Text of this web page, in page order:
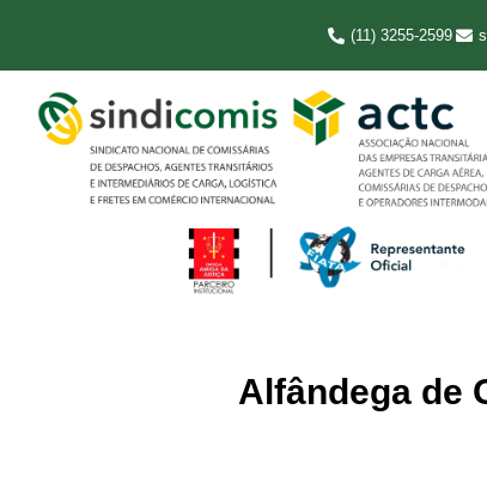
(11) 3255-2599
Alfândega de